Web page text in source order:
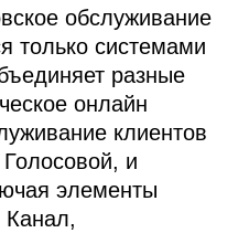
обслуживание
только системами
разные
онлайн
клиентов
и
элементы
Канал,